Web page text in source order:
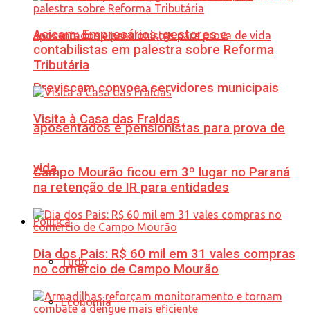
Previscam convoca servidores municipais
aposentados e pensionistas para prova de
vida
Política
Tudo
Economia
Acicam: Empresários, gestores e
contabilistas em palestra sobre Reforma
Tributária
Visita à Casa das Fraldas
Campo Mourão ficou em 3º lugar no Paraná
na retenção de IR para entidades
Dia dos Pais: R$ 60 mil em 31 vales compras
no comércio de Campo Mourão